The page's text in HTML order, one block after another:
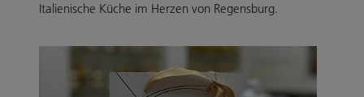
Italienische Küche im Herzen von Regensburg.